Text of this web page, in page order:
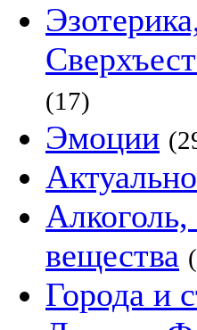
(17)
Эмоции
Алкоголь,
вещества
Города и